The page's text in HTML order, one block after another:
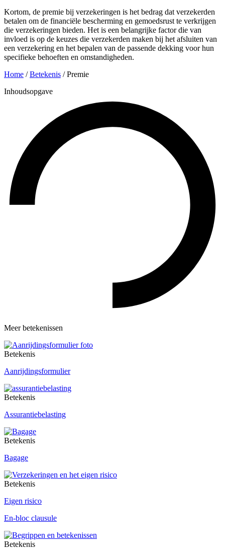
Kortom, de premie bij verzekeringen is het bedrag dat verzekerden
betalen om de financiële bescherming en gemoedsrust te verkrijgen
die verzekeringen bieden. Het is een belangrijke factor die van
invloed is op de keuzes die verzekerden maken bij het afsluiten van
een verzekering en het bepalen van de passende dekking voor hun
specifieke behoeften en omstandigheden.
Home /Betekenis /Premie
Inhoudsopgave
Meer betekenissen
Betekenis
Aanrijdingsformulier
Betekenis
Assurantiebelasting
Betekenis
Bagage
Betekenis
Eigen risico
En-bloc clausule
Betekenis